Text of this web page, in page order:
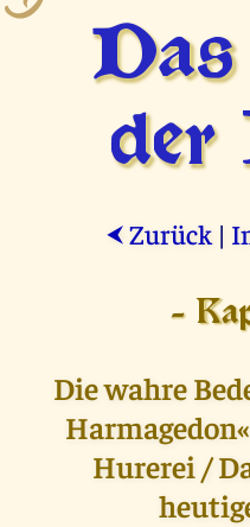
der
⮜ Zurück |
-
Die wahre
Hurerei /